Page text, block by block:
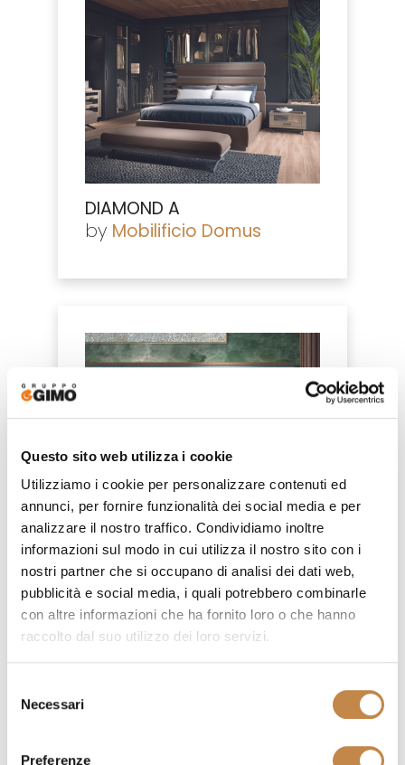
Questo sito web utilizza i cookie
Utilizziamo i cookie per personalizzare contenuti ed
annunci, per fornire funzionalità dei social media e per
analizzare il nostro traffico. Condividiamo inoltre
informazioni sul modo in cui utilizza il nostro sito con i
nostri partner che si occupano di analisi dei dati web,
pubblicità e social media, i quali potrebbero combinarle
con altre informazioni che ha fornito loro o che hanno
raccolto dal suo utilizzo dei loro servizi.
delNecessari
Preferenze
DIAMOND A
by Mobilificio Domus
DIAMOND B
byMobilificio Domus